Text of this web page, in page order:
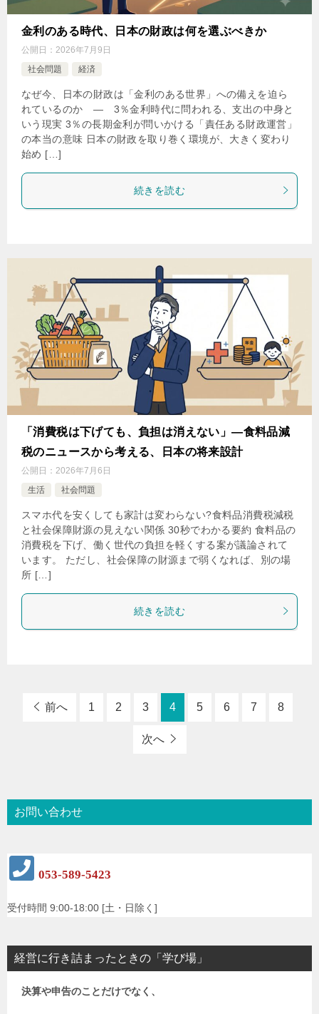
金利のある時代、日本の財政は何を選ぶべきか
公開日： 2026年7月9日
社会問題
経済
なぜ今、日本の財政は「金利のある世界」への備えを迫ら
れているのか ― 3％金利時代に問われる、支出の中身と
いう現実 3％の長期金利が問いかける「責任ある財政運営」
の本当の意味 日本の財政を取り巻く環境が、大きく変わり
始め […]
続きを読む
「消費税は下げても、負担は消えない」—食料品減
税のニュースから考える、日本の将来設計
公開日： 2026年7月6日
生活
社会問題
スマホ代を安くしても家計は変わらない?食料品消費税減税
と社会保障財源の見えない関係 30秒でわかる要約 食料品の
消費税を下げ、働く世代の負担を軽くする案が議論されて
います。 ただし、社会保障の財源まで弱くなれば、別の場
所 […]
続きを読む
前へ 1 2 3 4 5 6 7 8
次へ
お問い合わせ
053-589-5423
受付時間 9:00-18:00 [土・日除く]
経営に行き詰まったときの「学び場」
決算や申告のことだけでなく、